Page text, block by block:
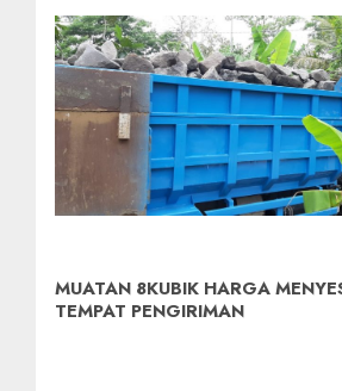
MUATAN 8KUBIK HARGA
TEMPAT PENGIRIMAN